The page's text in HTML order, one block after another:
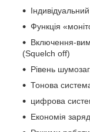
Функція
Включення-
(Squelch off)
Рівень
Тонова
цифрова
Економія